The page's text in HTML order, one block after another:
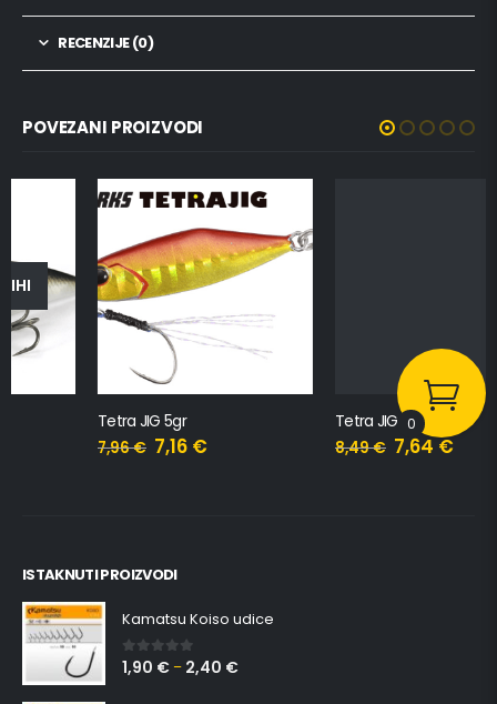
RECENZIJE (0)
POVEZANI PROIZVODI
Tetra JIG 5gr
7,16€
Tetra JIG 7gr
7,64€
ISTAKNUTI PROIZVODI
Kamatsu Koiso udice
0 out of 5
1,90 € – 2,40 €
0